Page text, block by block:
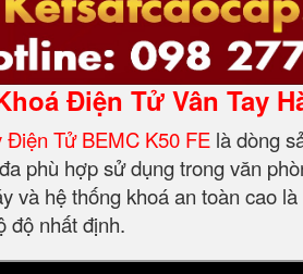
Điện Tử Vân Tay
Điện Tử BEMC K50 FE là dòng
phù hợp sử dụng trong văn
và hệ thống khoá an toàn cao
độ nhất định.